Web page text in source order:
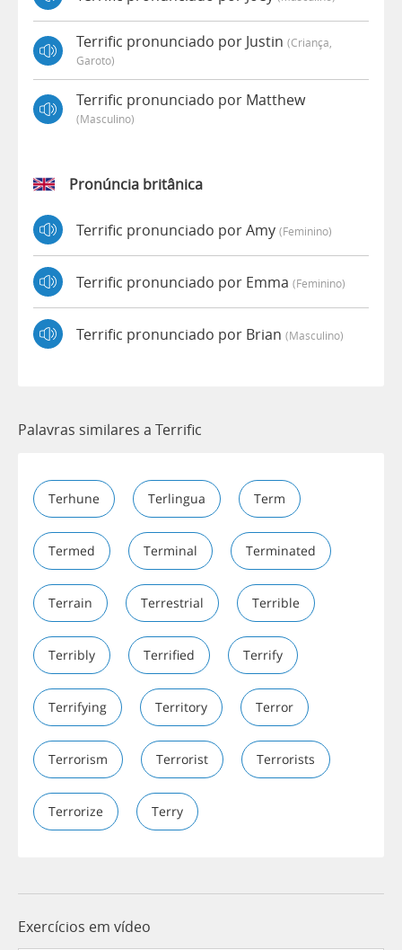
Terrific pronunciado por Justin (criança,
Garoto)
Terrific pronunciado por Matthew
(masculino)
Pronúncia britânica
Terrific pronunciado por Amy (feminino)
Terrific pronunciado por Emma (feminino)
Terrific pronunciado por Brian (masculino)
Palavras similares a Terrific
Terhune Terlingua Term
Termed Terminal Terminated
Terrain Terrestrial Terrible
Terribly Terrified Terrify
Terrifying Territory Terror
Terrorism Terrorist Terrorists
Terrorize Terry
Exercícios em vídeo